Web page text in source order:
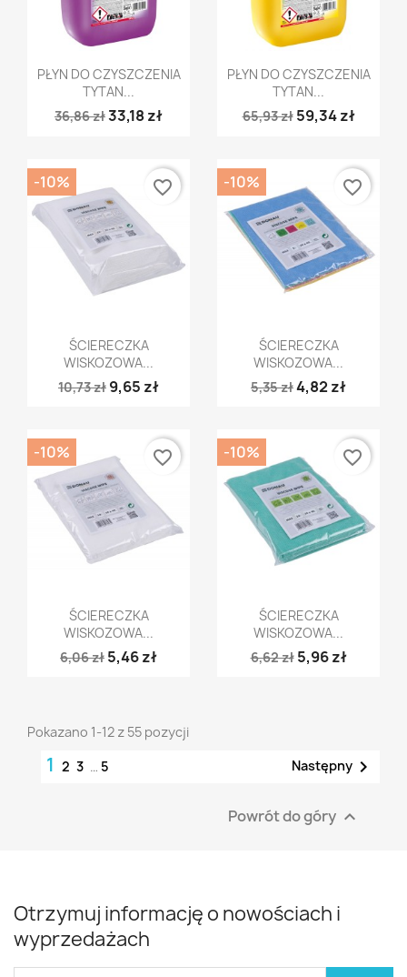
Szybki podgląd
PŁYN DO CZYSZCZENIA
TYTAN...
36,86 zł33,18 zł
Szybki podgląd
PŁYN DO CZYSZCZENIA
TYTAN...
65,93 zł 59,34 zł
Szybki podgląd
ŚCIERECZKA
WISKOZOWA...
10,73 zł 9,65 zł
-10% favorite_border
Szybki podgląd
ŚCIERECZKA
WISKOZOWA...
5,35 zł4,82 zł
-10% favorite_border
Szybki podgląd
ŚCIERECZKA
WISKOZOWA...
6,06 zł 5,46 zł
-10% favorite_border
Szybki podgląd
ŚCIERECZKA
WISKOZOWA...
6,62 zł 5,96 zł
-10% favorite_border
Pokazano 1-12 z 55 pozycji
1 2 3 … 5 Następny 
Powrót do góry 
Otrzymuj informację o nowościach i
wyprzedażach